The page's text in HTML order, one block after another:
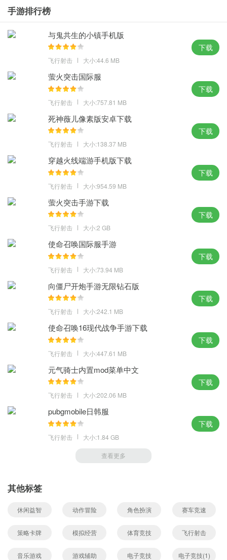
游戏具有自动射击功能，玩家可以通过简单的操作轻松控制角色的
移动和射击，这样的设计可以让新手玩家快速上手并享受游戏的乐
趣
游戏经过精心优化，保证游戏运行流畅、连接稳定，同时游戏还拥
有高FPS，让玩家享受丝滑的射击体验
游戏拥有多种游戏模式，包括死亡竞赛、团队竞技等，每种模式都
有自己独特的玩法和规则，让玩家不断尝试新的挑战
游戏评论
是一款优秀的射击游戏，以其精美的画面、丰富的游戏内容、独特
的玩法以及良好的优化赢得了众多玩家的喜爱。
手游排行榜
与鬼共生的小镇手机版
飞行射击 大小:44.6 MB
下载
萤火突击国际服
飞行射击 大小:757.81 MB
下载
死神薇儿像素版安卓下载
飞行射击 大小:138.37 MB
下载
穿越火线端游手机版下载
飞行射击 大小:954.59 MB
下载
萤火突击手游下载
飞行射击 大小:2 GB
下载
使命召唤国际服手游
飞行射击 大小:73.94 MB
下载
向僵尸开炮手游无限钻石版
飞行射击 大小:242.1 MB
下载
使命召唤16现代战争手游下载
飞行射击 大小:447.61 MB
下载
元气骑士内置mod菜单中文
飞行射击 大小:202.06 MB
下载
pubgmobile日韩服
飞行射击 大小:1.84 GB
下载
查看更多
其他标签
休闲益智 动作冒险 角色扮演 赛车竞速
策略卡牌 模拟经营 体育竞技 飞行射击
音乐游戏 游戏辅助 电子竞技 电子竞技(1)